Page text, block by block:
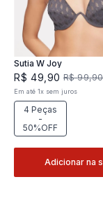
Sutia W Joy
R$ 49 90 R$ 99,90
Em até1x sem juros
4 Peças
-
50%OFF
Adicionar na